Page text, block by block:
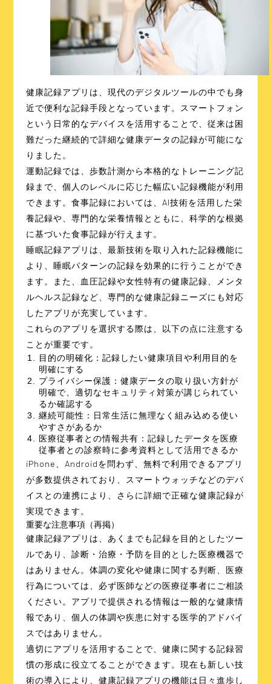
健康記録アプリは、現代のデジタルツールの中でも身
近で便利な記録手段となっています。スマートフォン
という日常的なデバイスを活用することで、従来は困
難だった継続的で詳細な健康データの記録が可能にな
りました。
運動記録では、歩数計測から本格的なトレーニング記
録まで、個人のレベルに応じた幅広い記録機能が利用
できます。食事記録においては、AI技術を活用した栄
養記録や、専門的な栄養情報とともに、科学的な根拠
に基づいた食事記録が行えます。
睡眠記録アプリは、最新技術を取り入れた記録機能に
より、睡眠パターンの記録を効果的に行うことができ
ます。また、血圧記録や女性特有の健康記録、メンタ
ルヘルス記録など、専門的な健康記録ニーズにも対応
したアプリが充実しています。
これらのアプリを選択する際は、以下の点に注意する
ことが重要です。
目的の明確化 ：記録したい健康項目や利用目的を
明確にする
プライバシー保護 ：健康データの取り扱い方針が
明確で、適切なセキュリティ対策が講じられてい
るか確認する
継続可能性 ：日常生活に無理なく組み込める使い
やすさがあるか
医療従事者との情報共有 ：記録したデータを医療
従事者との診察時に参考資料として活用できるか
iPhone、Androidを問わず、無料で利用できるアプリ
が多数提供されており、スマートウォッチなどのデバ
イスとの連携により、さらに詳細で正確な健康記録が
実現できます。
重要な注意事項（再掲）
健康記録アプリは、あくまでも記録を目的としたツー
ルであり、診断・治療・予防を目的とした医療機器で
はありません。体調の変化や健康に関する判断、医療
行為については、必ず医師などの医療従事者にご相談
ください。アプリで提供される情報は一般的な健康情
報であり、個人の体調や疾患に対する医学的アドバイ
スではありません。
適切にアプリを活用することで、健康に関する記録習
慣の形成に役立てることができます。現在も新しい技
術の導入により、健康記録アプリの機能は日々進歩し